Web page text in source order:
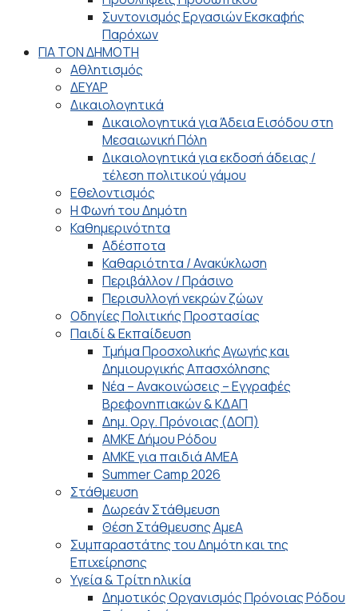
Συντονισμός Εργασιών Εκσκαφής
Παρόχων
ΓΙΑ ΤΟΝ ΔΗΜΟΤΗ
Αθλητισμός
ΔΕΥΑΡ
Δικαιολογητικά
Δικαιολογητικά για Άδεια Εισόδου στη
Μεσαιωνική Πόλη
Δικαιολογητικά για εκδοσή άδειας /
τέλεση πολιτικού γάμου
Εθελοντισμός
Η Φωνή του Δημότη
Καθημερινότητα
Αδέσποτα
Καθαριότητα / Ανακύκλωση
Περιβάλλον / Πράσινο
Περισυλλογή νεκρών ζώων
Οδηγίες Πολιτικής Προστασίας
Παιδί & Εκπαίδευση
Τμήμα Προσχολικής Αγωγής και
Δημιουργικής Απασχόλησης
Νέα – Ανακοινώσεις – Εγγραφές
Βρεφονηπιακών & ΚΔΑΠ
Δημ. Οργ. Πρόνοιας (ΔΟΠ)
ΑΜΚΕ Δήμου Ρόδου
ΑΜΚΕ για παιδιά ΑΜΕΑ
Summer Camp 2026
Στάθμευση
Δωρεάν Στάθμευση
Θέση Στάθμευσης ΑμεΑ
Συμπαραστάτης του Δημότη και της
Επιχείρησης
Υγεία & Τρίτη ηλικία
Δημοτικός Οργανισμός Πρόνοιας Ρόδου